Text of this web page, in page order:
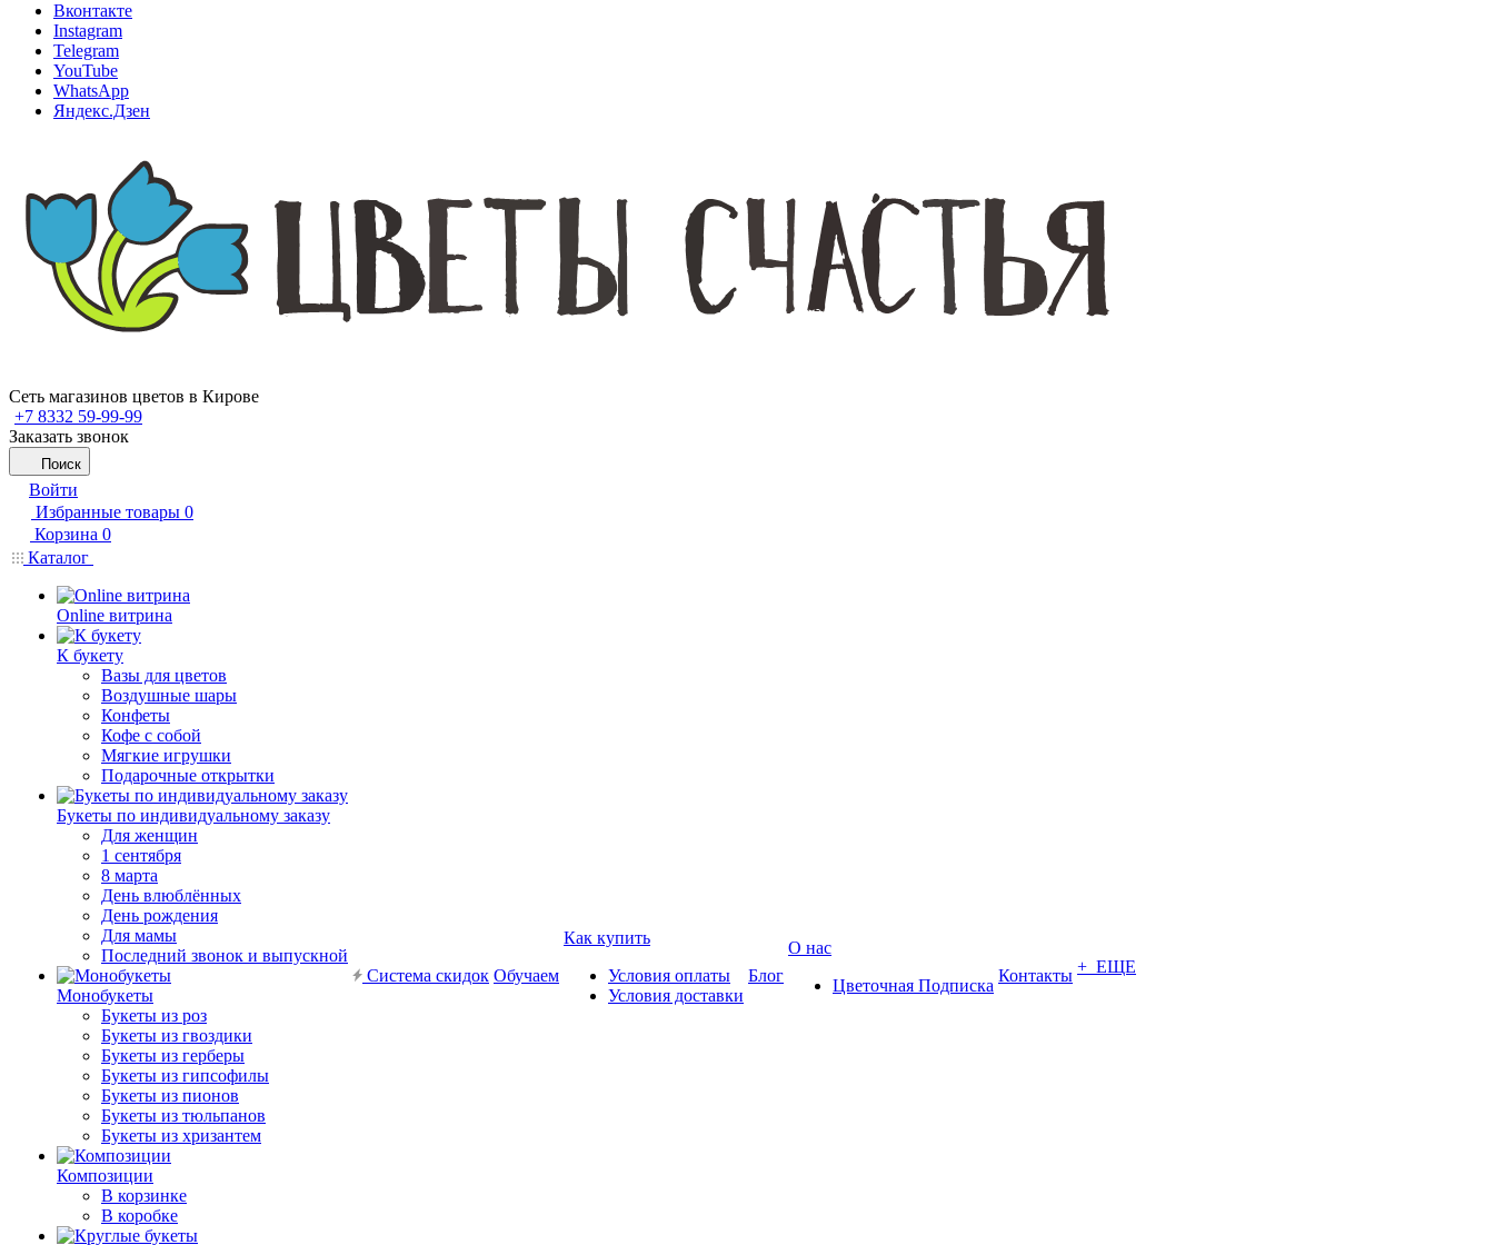
Вконтакте
Instagram
Telegram
YouTube
WhatsApp
Яндекс.Дзен
Сеть магазинов цветов в Кирове
+7 8332 59-99-99
Заказать звонок
Поиск
Войти
Избранные товары 0
Корзина 0
Каталог
Online витрина
К букету
Вазы для цветов
Воздушные шары
Конфеты
Кофе с собой
Мягкие игрушки
Подарочные открытки
Букеты по индивидуальному заказу
Для женщин
1 сентября
8 марта
День влюблённых
День рождения
Для мамы
Последний звонок и выпускной
Монобукеты
Букеты из роз
Букеты из гвоздики
Букеты из герберы
Букеты из гипсофилы
Букеты из пионов
Букеты из тюльпанов
Букеты из хризантем
Композиции
В корзинке
В коробке
Система скидок Обучаем
Как купить
Условия оплаты
Условия доставки
Блог
О нас
Цветочная Подписка
Контакты + ЕЩЕ